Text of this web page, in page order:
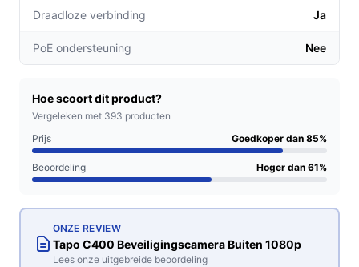
woning gebeurt.
Voor welke doelgroep?
huurders en kleine bedrijven die hun eigendommen
willen beschermen. Of je nu een drukke straat in de
gaten wilt houden of de achtertuin wilt beveiligen, de
Tapo C400 is de perfecte oplossing.
De Tapo C400 onderscheidt zich op verschillende
manieren van andere beveiligingscamera's:
Draadloze verbinding Ja
PoE ondersteuning Nee
Hoe scoort dit product?
Vergeleken met 393 producten
Prijs
Goedkoper dan 85%
Beoordeling Hoger dan 61%
ONZE REVIEW
Tapo C400 Beveiligingscamera Buiten 1080p
Lees onze uitgebreide beoordeling